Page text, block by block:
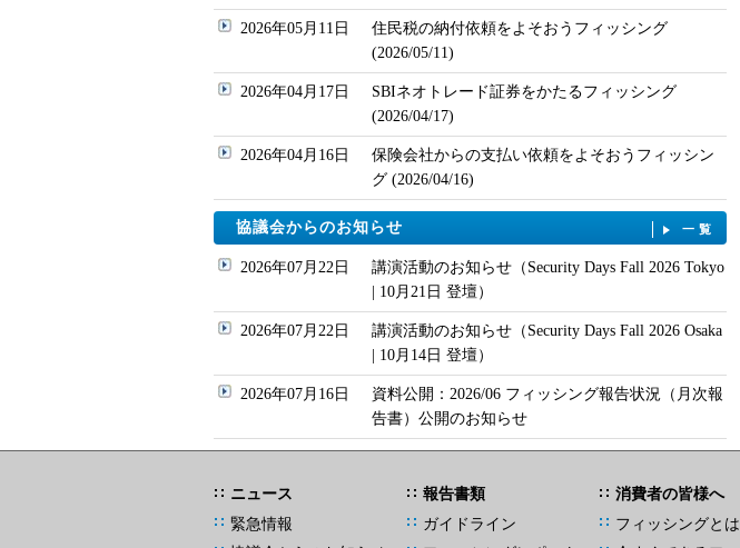
2026年05月11日
住民税の納付依頼をよそおうフィッシング
(2026/05/11)
2026年04月17日
SBIネオトレード証券をかたるフィッシング
(2026/04/17)
2026年04月16日
保険会社からの支払い依頼をよそおうフィッシン
グ (2026/04/16)
協議会からのお知らせ 一覧
2026年07月22日
講演活動のお知らせ（Security Days Fall 2026 Tokyo
| 10月21日 登壇）
2026年07月22日
講演活動のお知らせ（Security Days Fall 2026 Osaka
| 10月14日 登壇）
2026年07月16日
資料公開：2026/06 フィッシング報告状況（月次報
告書）公開のお知らせ
ニュース
緊急情報
報告書類
ガイドライン
消費者の皆様へ
フィッシングとは